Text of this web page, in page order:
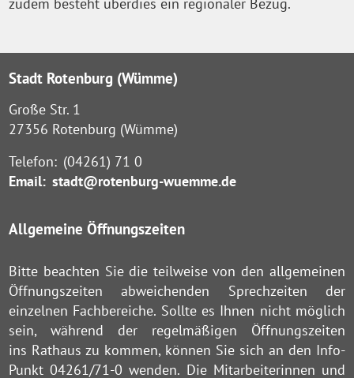
Stadt Rotenburg (Wümme)
Große Str. 1
27356 Rotenburg (Wümme)
Telefon: (04261) 71 0
Email: stadt@rotenburg-wuemme.de
Allgemeine Öffnungszeiten
Bitte beachten Sie die teilweise von den allgemeinen
Öffnungszeiten abweichenden Sprechzeiten der
einzelnen Fachbereiche. Sollte es Ihnen nicht möglich
sein, während der regelmäßigen Öffnungszeiten
ins Rathaus zu kommen, können Sie sich an den Info-
Punkt 04261/71-0 wenden. Die Mitarbeiterinnen und